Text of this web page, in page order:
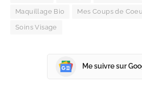
Maquillage Bio Mes Coups de
Soins Visage
Me suivre sur